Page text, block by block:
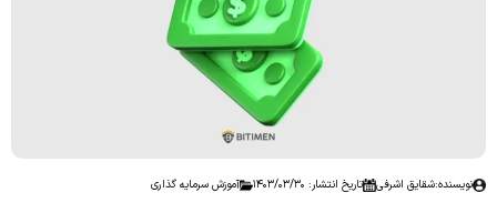
نویسنده:شقایق اشرفی تاریخ انتشار: 1403/03/30 آموزش سرمایه گذاری